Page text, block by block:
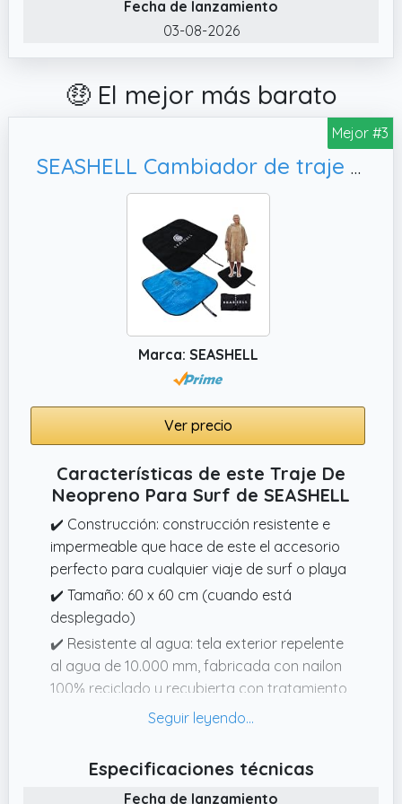
✔️ Diseño frontal con cremallera. El diseño
Fecha de lanzamiento
03-08-2026
🤑 El mejor más barato
Mejor #3
SEASHELL Cambiador de traje de neopreno para surf, impermeable (negro)
Marca: SEASHELL
Ver precio
Características de este Traje De
Neopreno Para Surf de SEASHELL
✔️ Construcción: construcción resistente e
impermeable que hace de este el accesorio
perfecto para cualquier viaje de surf o playa
✔️ Tamaño: 60 x 60 cm (cuando está
desplegado)
✔️ Resistente al agua: tela exterior repelente
al agua de 10.000 mm, fabricada con nailon
100% reciclado y recubierta con tratamiento
repelente al agua BIONICFINISHECO sin PFC
sintética ultrasuave fabricado con 100%
poliéster reciclado
Especificaciones técnicas
Fecha de lanzamiento